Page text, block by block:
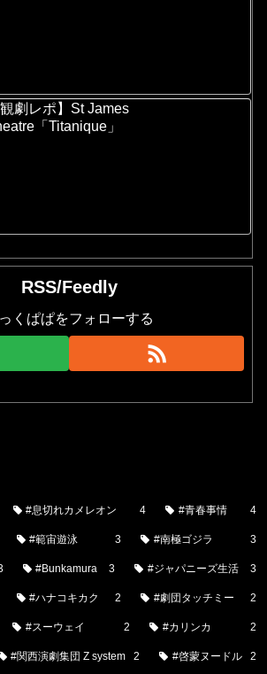
観劇レポ】St James
「Titanique」
RSS/Feedly
くぱぱをフォローする
#息切れカメレオン 4 #青春事情 4
#範宙遊泳 3 #南極ゴジラ 3
#Bunkamura 3 #ジャパニーズ生活 3
#ハナコキカク 2 #劇団タッチミー 2
#スーウェイ 2 #カリンカ 2
#関西演劇集団 Z system 2 #啓蒙ヌードル 2